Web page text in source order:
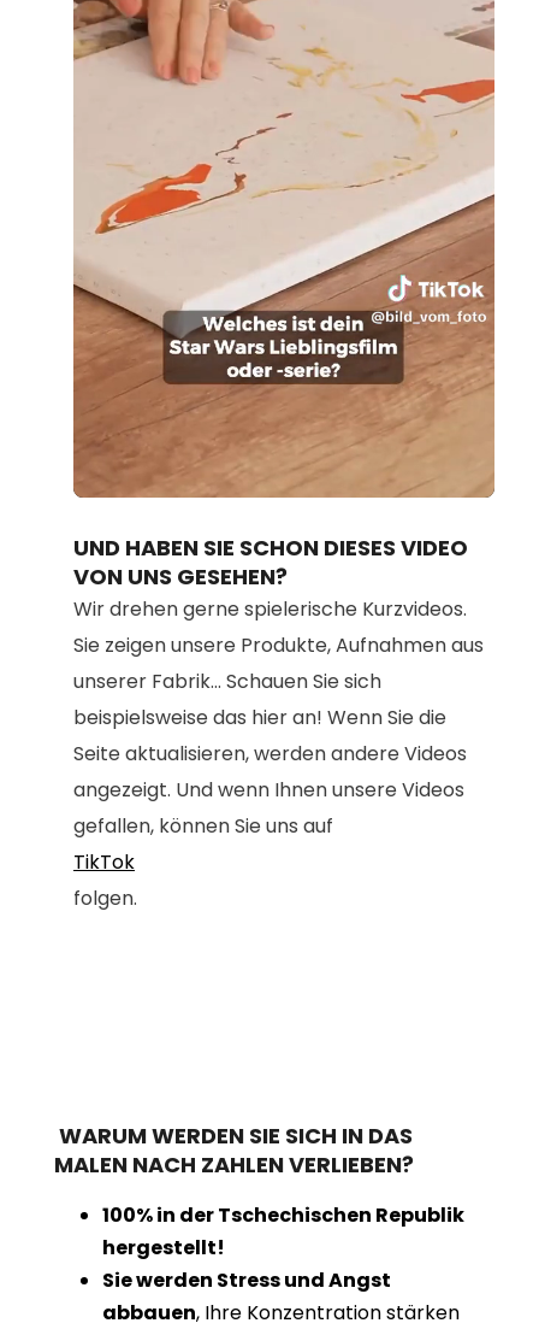
100.00%
UND HABEN SIE SCHON DIESES VIDEO
VON UNS GESEHEN?
Wir drehen gerne spielerische Kurzvideos.
Sie zeigen unsere Produkte, Aufnahmen aus
unserer Fabrik... Schauen Sie sich
beispielsweise das hier an! Wenn Sie die
Seite aktualisieren, werden andere Videos
angezeigt. Und wenn Ihnen unsere Videos
gefallen, können Sie uns auf
TikTok
folgen.
WARUM WERDEN SIE SICH IN DAS
MALEN NACH ZAHLEN VERLIEBEN?
100% in der Tschechischen Republik
hergestellt!
Sie werden Stress und Angst
abbauen, Ihre Konzentration stärken